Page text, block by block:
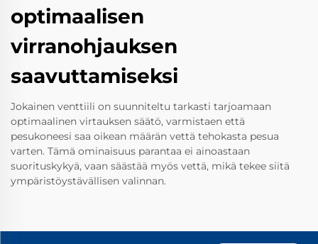
optimaalisen
virranohjauksen
saavuttamiseksi
Jokainen venttiili on suunniteltu tarkasti tarjoamaan
optimaalinen virtauksen säätö, varmistaen että
pesukoneesi saa oikean määrän vettä tehokasta pesua
varten. Tämä ominaisuus parantaa ei ainoastaan
suorituskykyä, vaan säästää myös vettä, mikä tekee siitä
ympäristöystävällisen valinnan.